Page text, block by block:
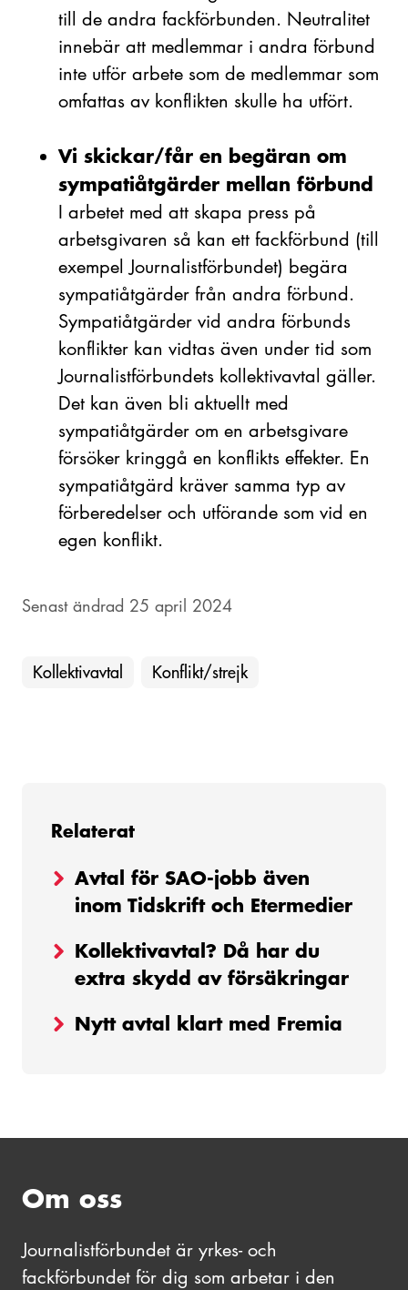
till de andra fackförbunden. Neutralitet
innebär att medlemmar i andra förbund
inte utför arbete som de medlemmar som
omfattas av konflikten skulle ha utfört.
Vi skickar/får en begäran om
sympatiåtgärder mellan förbund
I arbetet med att skapa press på
arbetsgivaren så kan ett fackförbund (till
exempel Journalistförbundet) begära
sympatiåtgärder från andra förbund.
Sympatiåtgärder vid andra förbunds
konflikter kan vidtas även under tid som
Journalistförbundets kollektivavtal gäller.
Det kan även bli aktuellt med
sympatiåtgärder om en arbetsgivare
försöker kringgå en konflikts effekter. En
sympatiåtgärd kräver samma typ av
förberedelser och utförande som vid en
egen konflikt.
Senast ändrad 25 april 2024
Kollektivavtal Konflikt/strejk
Relaterat
Avtal för SAO-jobb även
inom Tidskrift och Etermedier
Kollektivavtal? Då har du
extra skydd av försäkringar
Nytt avtal klart med Fremia
Om oss
Journalistförbundet är yrkes- och
fackförbundet för dig som arbetar i den